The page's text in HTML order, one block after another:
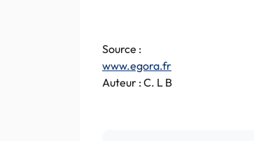
Source :
www.egora.fr
Auteur : C. L B